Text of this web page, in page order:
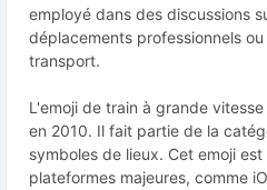
employé dans des discussions
déplacements professionnels
transport.
L'emoji de train à grande
en 2010. Il fait partie de la
symboles de lieux. Cet emoji
plateformes majeures, comme